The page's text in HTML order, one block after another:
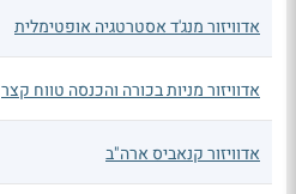
אדוויזור מנג'ד אסטרטגיה אופטימלית
אדוויזור מניות בכורה והכנסה טווח קצר
אדוויזור קנאביס ארה"ב